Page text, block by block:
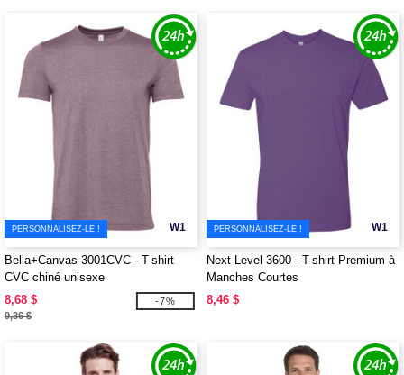
W1
PERSONNALISEZ-LE !
Bella+Canvas 3001CVC - T-shirt
CVC chiné unisexe
8,68 $
9,36 $
-7%
W1
PERSONNALISEZ-LE !
Next Level 3600 - T-shirt Premium à
Manches Courtes
8,46 $